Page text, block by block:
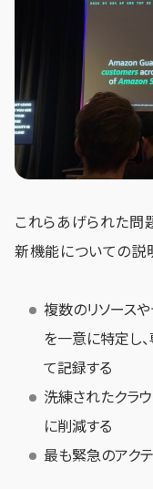
これらあげられた問
新機能についての説
複数のリソース
を一意に特定し
て記録する
洗練されたクラ
に削減する
最も緊急のアク